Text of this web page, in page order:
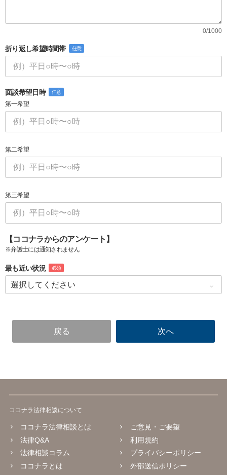
0/1000
折り返し希望時間帯 任意
面談希望日時 任意
第一希望
第二希望
第三希望
【ココナラからのアンケート】
※弁護士には通知されません
最も近い状況 必須
ココナラ法律相談について
ココナラ法律相談とは
法律Q&A
法律相談コラム
ココナラとは
ご意見・ご要望
利用規約
プライバシーポリシー
外部送信ポリシー